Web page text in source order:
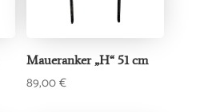
Maueranker „H“ 51 cm
89,00€